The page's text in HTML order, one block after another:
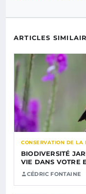
ARTICLES
CONSERVATION DE LA
BIODIVERSITÉ
VIE DANS VOTRE
CÉDRIC FONTAINE